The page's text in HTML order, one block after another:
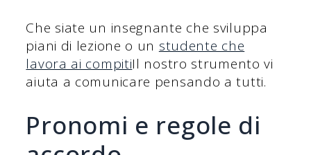
Che siate un insegnante che sviluppa
piani di lezione o un studente che
lavora ai compitiIl nostro strumento vi
aiuta a comunicare pensando a tutti.
Pronomi e regole di